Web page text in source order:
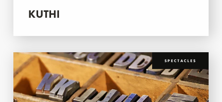
KUTHI
SPECTACLES